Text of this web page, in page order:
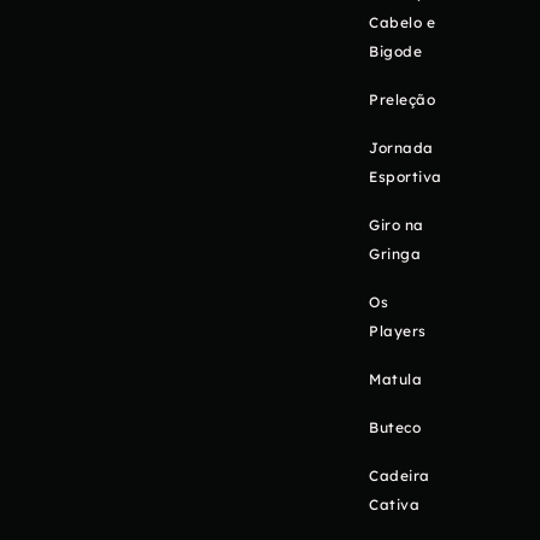
Cabelo e
Bigode
Preleção
Jornada
Esportiva
Giro na
Gringa
Os
Players
Matula
Buteco
Cadeira
Cativa